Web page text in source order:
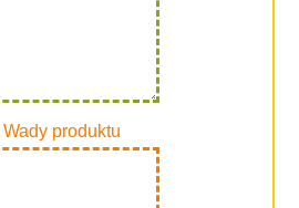
Wady produktu